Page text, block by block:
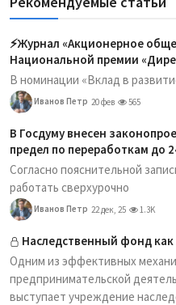
⚡️Журнал «Акционерное
Национальной премии
В номинации «Вклад в
Иванов Петр 20 фев 565
В Госдуму внесен
предел по переработкам до
Согласно пояснительной
работать сверхурочно
Иванов Петр 22 дек, 25 1.3K
Наследственный фонд как
Одним из эффективных
предпринимательской
выступает учреждение